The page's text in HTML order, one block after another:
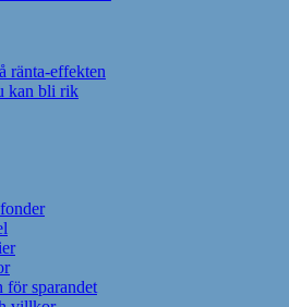
ränta-effekten
kan bli rik
för sparandet